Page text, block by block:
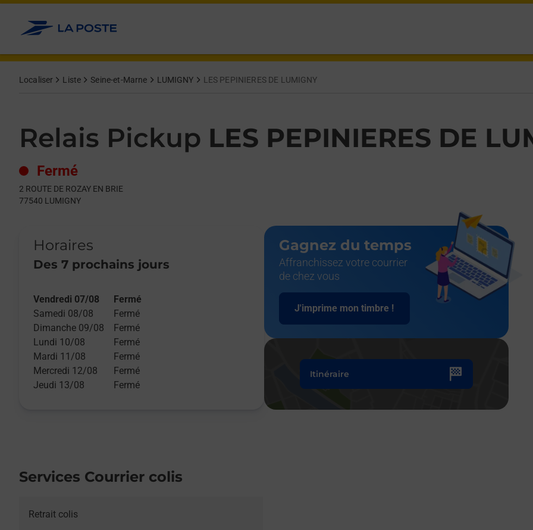
Allez au contenu
Localiser Liste Seine-et-Marne LUMIGNY LES PEPINIERES DE LUMIGNY
Relais Pickup LES PEPINIERES DE
Fermé
2 ROUTE DE ROZAY EN BRIE
77540 LUMIGNY
Horaires
Des 7 prochains jours
Day of the WeekHours
Vendredi 07/08
Fermé
Samedi 08/08
Fermé
Dimanche 09/08
Fermé
Lundi 10/08
Fermé
Mardi 11/08
Fermé
Mercredi 12/08
Fermé
Jeudi 13/08
Fermé
Gagnez du temps
Affranchissez votre courrier
de chez vous
J'imprime mon timbre !
Itinéraire
Services Courrier colis
Retrait colis
Get directions to Relais Pickup at 2 ROUTE DE ROZAY EN BRIE LUMIGNY,
lien s'ouvre dans un nouvel onglet